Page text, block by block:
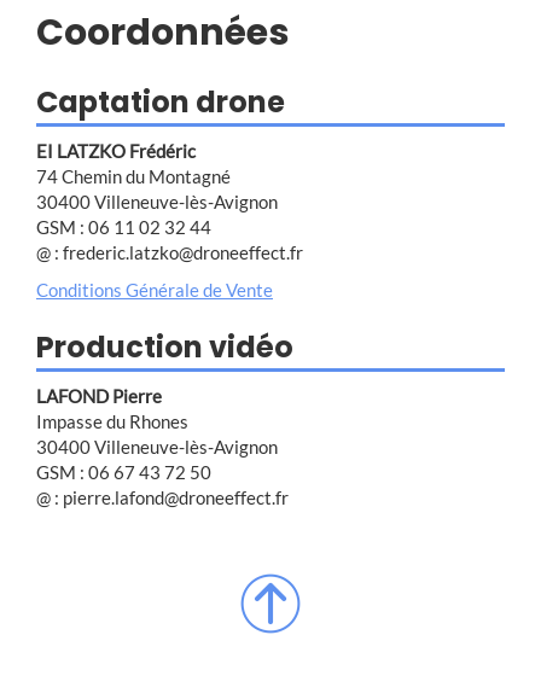
Coordonnées
Captation drone
EI LATZKO Frédéric
74 Chemin du Montagné
30400 Villeneuve-lès-Avignon
GSM : 06 11 02 32 44
@ : frederic.latzko@droneeffect.fr
Conditions Générale de Vente
Production vidéo
LAFOND Pierre
Impasse du Rhones
30400 Villeneuve-lès-Avignon
GSM : 06 67 43 72 50
@ : pierre.lafond@droneeffect.fr